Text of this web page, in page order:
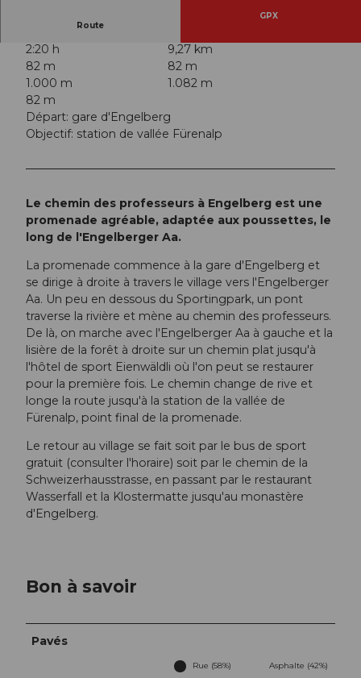
Route
GPX
2:20 h
9,27 km
82 m
82 m
1.000 m
1.082 m
82 m
Départ: gare d'Engelberg
Objectif: station de vallée Fürenalp
Le chemin des professeurs à Engelberg est une
promenade agréable, adaptée aux poussettes, le
long de l'Engelberger Aa.
La promenade commence à la gare d'Engelberg et
se dirige à droite à travers le village vers l'Engelberger
Aa. Un peu en dessous du Sportingpark, un pont
traverse la rivière et mène au chemin des professeurs.
De là, on marche avec l'Engelberger Aa à gauche et la
lisière de la forêt à droite sur un chemin plat jusqu'à
l'hôtel de sport Eienwäldli où l'on peut se restaurer
pour la première fois. Le chemin change de rive et
longe la route jusqu'à la station de la vallée de
Fürenalp, point final de la promenade.
Le retour au village se fait soit par le bus de sport
gratuit (consulter l'horaire) soit par le chemin de la
Schweizerhausstrasse, en passant par le restaurant
Wasserfall et la Klostermatte jusqu'au monastère
d'Engelberg.
Bon à savoir
Pavés
Rue (58%) Asphalte (42%)